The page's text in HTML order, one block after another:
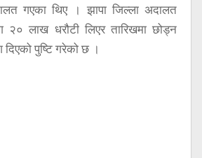
गएका थिए । झापा जिल्ला अदालत
२० लाख धरौटी लिएर तारिखमा छोड्न
पुष्टि गरेको छ ।